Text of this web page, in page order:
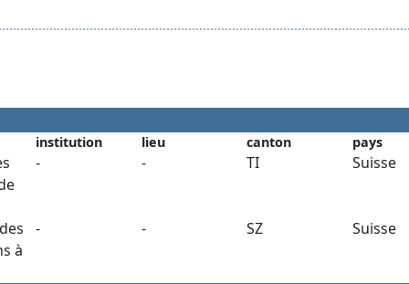
institution lieu canton pays
- - TI Suisse
à
- - SZ Suisse